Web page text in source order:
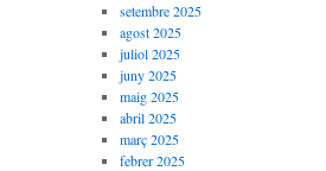
setembre 2025
agost 2025
juliol 2025
juny 2025
maig 2025
abril 2025
març 2025
febrer 2025